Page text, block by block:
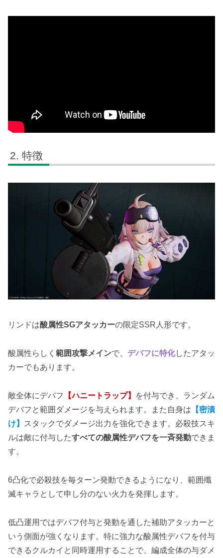
特徴
リンドは酸属性SGアタッカーの限定SSR人形です。
酸属性らしく 範囲攻撃メインで、 デバフに特化したアタッ
カーでもあります。
敵全体にデバフ 【ハニートラップ】
を付与でき、ランダム
デバフと範囲ダメージを与えられます。また自身は 【密漬
け】
スタックでダメージ出力を強化できます。必殺技スキ
ルは敵に付与したすべての酸属性デバフを一斉発動できま
す。
6凸化で必殺技を毎ターン発動できるようになり、範囲殲
滅キャラとして申し分のない火力を発揮します。
低凸運用ではデバフ付与と発動を通した補助アタッカーと
いう側面が強くなります。特に強力な酸属性デバフを付与
できるクルカイと同時運用することで、編成全体の与ダメ